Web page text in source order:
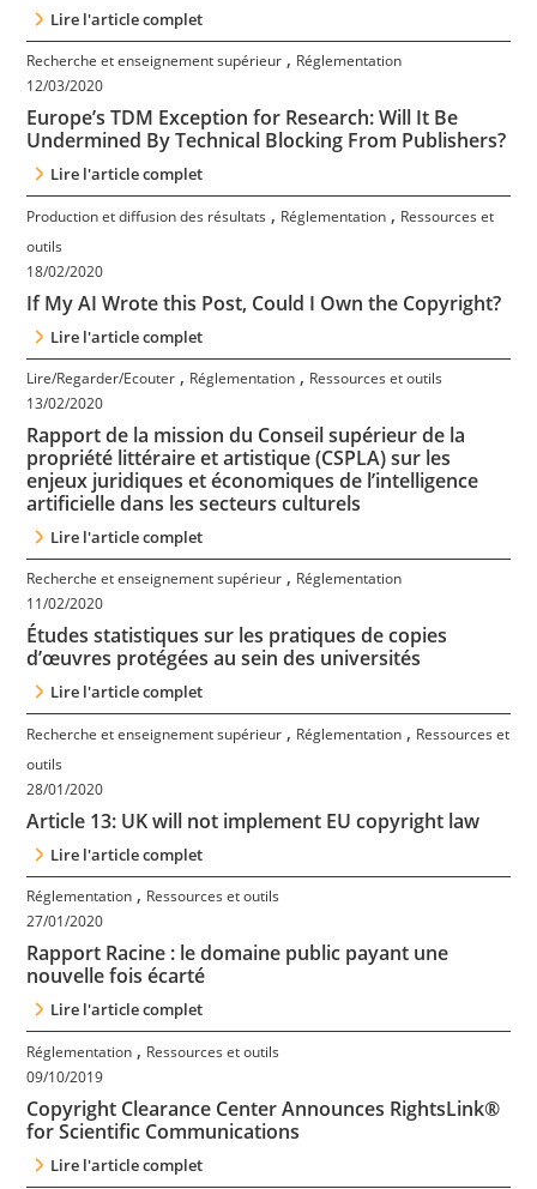
Nous suivre
Lire l'article complet
Recherche et enseignement supérieur , Réglementation
12/03/2020
Europe’s TDM Exception for Research: Will It Be
Undermined By Technical Blocking From Publishers?
Lire l'article complet
Production et diffusion des résultats , Réglementation , Ressources et
outils
18/02/2020
If My AI Wrote this Post, Could I Own the Copyright?
Lire l'article complet
Lire/Regarder/Ecouter , Réglementation , Ressources et outils
13/02/2020
Rapport de la mission du Conseil supérieur de la
propriété littéraire et artistique (CSPLA) sur les
enjeux juridiques et économiques de l’intelligence
artificielle dans les secteurs culturels
Lire l'article complet
Recherche et enseignement supérieur , Réglementation
11/02/2020
Études statistiques sur les pratiques de copies
d’œuvres protégées au sein des universités
Lire l'article complet
Recherche et enseignement supérieur , Réglementation , Ressources et
outils
28/01/2020
Article 13: UK will not implement EU copyright law
Lire l'article complet
Réglementation , Ressources et outils
27/01/2020
Rapport Racine : le domaine public payant une
nouvelle fois écarté
Lire l'article complet
Réglementation , Ressources et outils
09/10/2019
Copyright Clearance Center Announces RightsLink®
for Scientific Communications
Lire l'article complet